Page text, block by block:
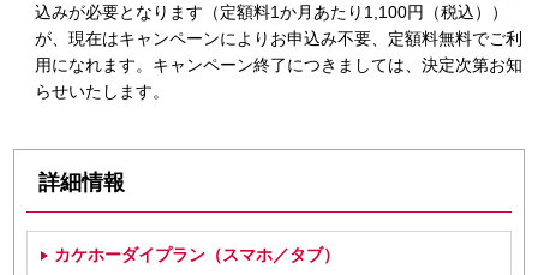
込みが必要となります（定額料1か月あたり1,100円（税込））
が、現在はキャンペーンによりお申込み不要、定額料無料でご利
用になれます。キャンペーン終了につきましては、決定次第お知
らせいたします。
詳細情報
カケホーダイプラン（スマホ／タブ）